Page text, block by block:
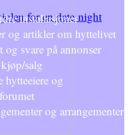
for en date-night
installasjoner
og artikler om hyttelivet
svare på annonser
salg
hytteeiere og
og arrangementer